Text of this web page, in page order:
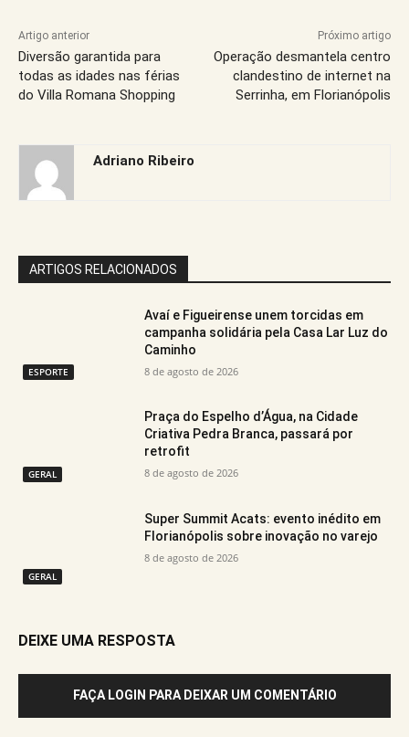
Artigo anterior
Diversão garantida para
todas as idades nas férias
do Villa Romana Shopping
Próximo artigo
Operação desmantela centro
clandestino de internet na
Serrinha, em Florianópolis
Adriano Ribeiro
ARTIGOS RELACIONADOS
ESPORTE
Avaí e Figueirense unem torcidas em
campanha solidária pela Casa Lar Luz do
Caminho
8 de agosto de 2026
GERAL
Praça do Espelho d’Água, na Cidade
Criativa Pedra Branca, passará por
retrofit
8 de agosto de 2026
GERAL
Super Summit Acats: evento inédito em
Florianópolis sobre inovação no varejo
8 de agosto de 2026
DEIXE UMA RESPOSTA
FAÇA LOGIN PARA DEIXAR UM COMENTÁRIO